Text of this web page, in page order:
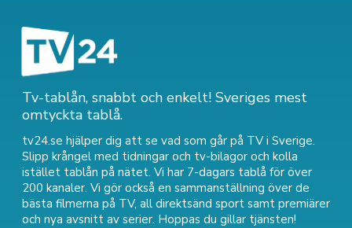
Tv-tablån, snabbt och enkelt! Sveriges mest
omtyckta tablå.
tv24.se hjälper dig att se vad som går på TV i Sverige.
Slipp krångel med tidningar och tv-bilagor och kolla
istället tablån på nätet. Vi har 7-dagars tablå för över
200 kanaler. Vi gör också en sammanställning över de
bästa filmerna på TV, all direktsänd sport samt premiärer
och nya avsnitt av serier. Hoppas du gillar tjänsten!